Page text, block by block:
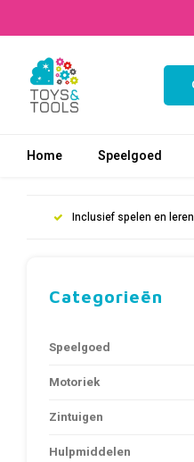
Home Speelgoed
Inclusief spelen en leren
Categorieën
Speelgoed
Motoriek
Zintuigen
Hulpmiddelen